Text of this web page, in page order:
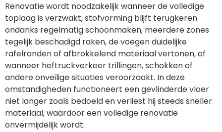
Renovatie wordt noodzakelijk wanneer de volledige
toplaag is verzwakt, stofvorming blijft terugkeren
ondanks regelmatig schoonmaken, meerdere zones
tegelijk beschadigd raken, de voegen duidelijke
rafelranden of afbrokkelend materiaal vertonen, of
wanneer heftruckverkeer trillingen, schokken of
andere onveilige situaties veroorzaakt. In deze
omstandigheden functioneert een gevlinderde vloer
niet langer zoals bedoeld en verliest hij steeds sneller
materiaal, waardoor een volledige renovatie
onvermijdelijk wordt.